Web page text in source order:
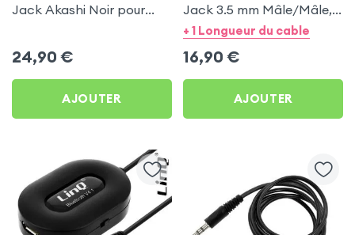
Jack Akashi Noir pour
24,90 €
AJOUTER
Jack 3.5 mm Mâle/Mâle, 5
mètres by LinQ - Noir pour
+ 1 Longueur du cable
16,90 €
AJOUTER